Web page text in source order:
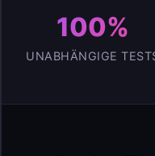
100%
UNABHÄNGIGE